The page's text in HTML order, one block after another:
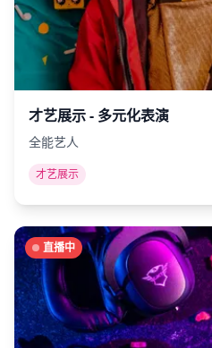
才艺展示 - 多元化表演
全能艺人
才艺展示
直播中